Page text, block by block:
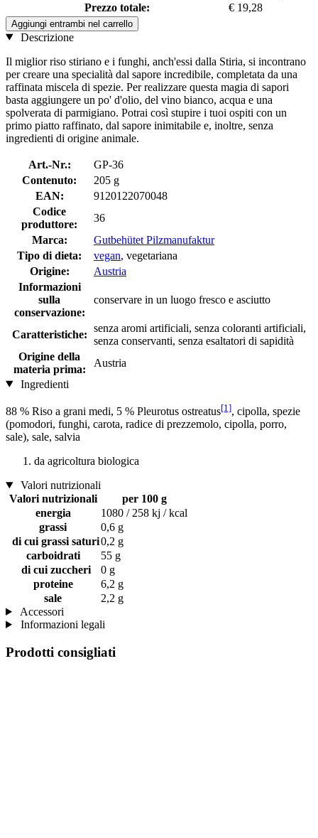
Prezzo totale:
€ 19,28
Aggiungi entrambi nel carrello
Descrizione
Il miglior riso stiriano e i funghi, anch'essi dalla Stiria, si incontrano
per creare una specialità dal sapore incredibile, completata da una
raffinata miscela di spezie. Per realizzare questa magia di sapori
basta aggiungere un po' d'olio, del vino bianco, acqua e una
spolverata di parmigiano. Potrai così stupire i tuoi ospiti con un
primo piatto raffinato, dal sapore inimitabile e, inoltre, senza
ingredienti di origine animale.
Art.-Nr.:
GP-36
Contenuto:
205 g
EAN:
9120122070048
Codice
produttore:
36
Marca:
Gutbehütet Pilzmanufaktur
Tipo di dieta:
vegan, vegetariana
Origine:
Austria
Informazioni
sulla
conservazione:
conservare in un luogo fresco e asciutto
Caratteristiche:
senza aromi artificiali, senza coloranti artificiali,
senza conservanti, senza esaltatori di sapidità
Origine della
materia prima:
Austria
Ingredienti
88 % Riso a grani medi, 5 % Pleurotus ostreatus[1], cipolla, spezie
(pomodori, funghi, carota, radice di prezzemolo, cipolla, porro,
sale), sale, salvia
da agricoltura biologica
Valori nutrizionali
Valori nutrizionali
per 100 g
energia
1080 / 258 kj / kcal
grassi
0,6 g
di cui grassi saturi0,2 g
carboidrati
55 g
di cui zuccheri
0 g
proteine
6,2 g
sale
2,2 g
Accessori
Informazioni legali
Prodotti consigliati